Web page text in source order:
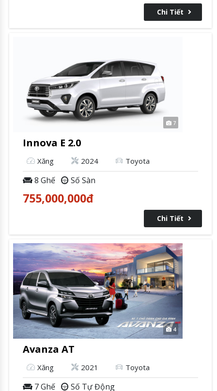
Chi Tiết
7
Innova E 2.0
Xăng 2024 Toyota
8 Ghế Số Sàn
755,000,000đ
Chi Tiết
4
Avanza AT
Xăng 2021 Toyota
7 Ghế Số Tự Động